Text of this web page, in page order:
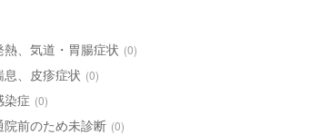
熱、気道・胃腸症状 (0)
息、皮疹症状 (0)
染症 (0)
院前のため未診断 (0)